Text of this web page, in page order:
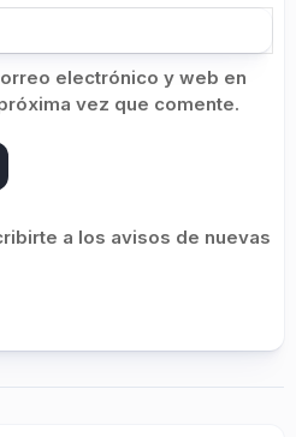
electrónico y web en
vez que comente.
a los avisos de nuevas